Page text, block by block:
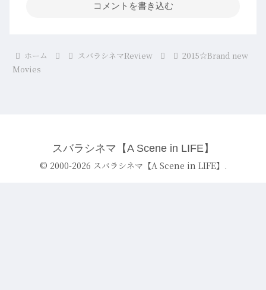
コメントを書き込む
ホーム スバラシネマReview
2015☆Brand new
Movies
スバラシネマ【A Scene in LIFE】
© 2000-2026 スバラシネマ【A Scene in LIFE】.